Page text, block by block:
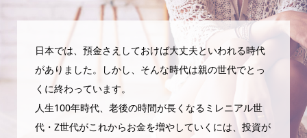
日本では、預金さえしておけば大丈夫といわれる時代
がありました。しかし、そんな時代は親の世代でとっ
くに終わっています。
人生100年時代、老後の時間が長くなるミレニアル世
代・Z世代がこれからお金を増やしていくには、投資が